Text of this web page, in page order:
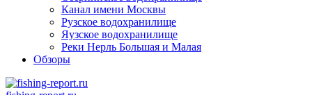
Канал имени Москвы
Рузское водохранилище
Яузское водохранилище
Реки Нерль Большая и Малая
Обзоры